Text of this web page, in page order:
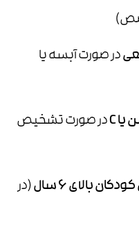
در صورت آبسه یا
یا در صورت تشخیص
بالای۶سال(در